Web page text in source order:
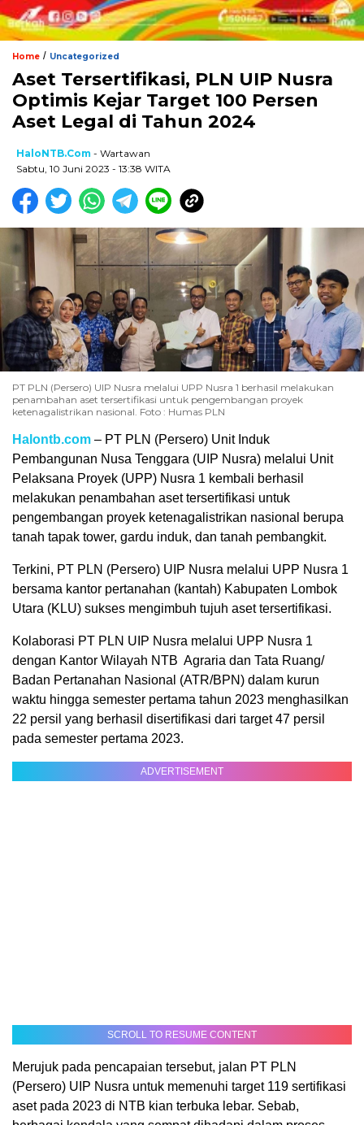
Home / Uncategorized
Aset Tersertifikasi, PLN UIP Nusra
Optimis Kejar Target 100 Persen
Aset Legal di Tahun 2024
HaloNTB.com - Wartawan
Sabtu, 10 Juni 2023 - 13:38 WITA
PT PLN (Persero) UIP Nusra melalui UPP Nusra 1 berhasil melakukan
penambahan aset tersertifikasi untuk pengembangan proyek
ketenagalistrikan nasional. Foto : Humas PLN
Halontb.com – PT PLN (Persero) Unit Induk
Pembangunan Nusa Tenggara (UIP Nusra) melalui Unit
Pelaksana Proyek (UPP) Nusra 1 kembali berhasil
melakukan penambahan aset tersertifikasi untuk
pengembangan proyek ketenagalistrikan nasional berupa
tanah tapak tower, gardu induk, dan tanah pembangkit.
Terkini, PT PLN (Persero) UIP Nusra melalui UPP Nusra 1
bersama kantor pertanahan (kantah) Kabupaten Lombok
Utara (KLU) sukses mengimbuh tujuh aset tersertifikasi.
Kolaborasi PT PLN UIP Nusra melalui UPP Nusra 1
dengan Kantor Wilayah NTB Agraria dan Tata Ruang/
Badan Pertanahan Nasional (ATR/BPN) dalam kurun
waktu hingga semester pertama tahun 2023 menghasilkan
22 persil yang berhasil disertifikasi dari target 47 persil
pada semester pertama 2023.
ADVERTISEMENT
SCROLL TO RESUME CONTENT
Merujuk pada pencapaian tersebut, jalan PT PLN
(Persero) UIP Nusra untuk memenuhi target 119 sertifikasi
aset pada 2023 di NTB kian terbuka lebar. Sebab,